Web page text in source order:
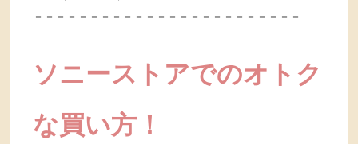
－－－－－－－－－－－－－－－－－－－－－－－－
ソニーストアでのオトク
な買い方！